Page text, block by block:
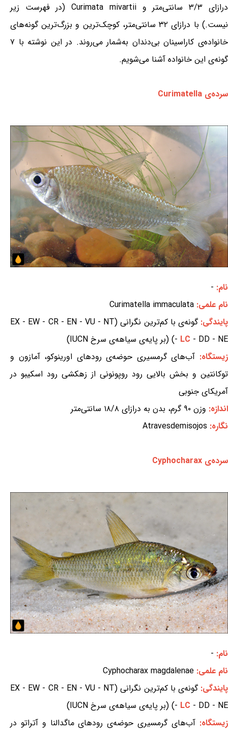
درازای ۳/۳ سانتی‌متر و Curimata mivartii (در فهرست زیر
نیست.) با درازای ۳۲ سانتی‌متر، کوچک‌ترین و بزرگ‌ترین گونه‌های
خانواده‌ی کاراسینان بی‌دندان به‌شمار می‌روند. در این نوشته با ۷
گونه‌ی این خانواده آشنا می‌شویم.
سرده‌ی Curimatella
نام: -
نام علمی: Curimatella immaculata
پایندگی:
گونه‌ی با کم‌ترین نگرانی (EX - EW - CR - EN - VU - NT
- LC - DD - NE) (بر پایه‌ی سیاهه‌ی سرخ IUCN)
زیستگاه: آب‌های گرمسیری حوضه‌ی رودهای اورینوکو، آمازون و
توکانتین و بخش بالایی رود روپونونی از زهکشی رود اسکیبو در
آمریکای جنوبی
اندازه: وزن ۹۰ گرم، بدن به درازای ۱۸/۸ سانتی‌متر
نگاره: Atravesdemisojos
سرده‌ی Cyphocharax
نام: -
نام علمی: Cyphocharax magdalenae
پایندگی:
گونه‌ی با کم‌ترین نگرانی (EX - EW - CR - EN - VU - NT
- LC - DD - NE) (بر پایه‌ی سیاهه‌ی سرخ IUCN)
زیستگاه: آب‌های گرمسیری حوضه‌ی رودهای ماگدالنا و آتراتو در